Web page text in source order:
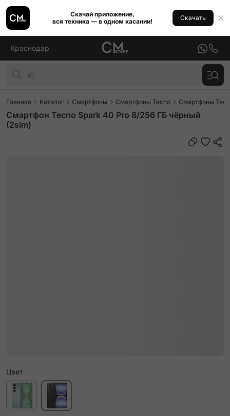
Скачай приложение,
вся техника — в одном касании!
Скачать
Краснодар
Главная Каталог Смартфоны Смартфоны Tecno Смартфоны
Смартфон Tecno Spark 40 Pro 8/256 ГБ чёрный
(2sim)
Цвет